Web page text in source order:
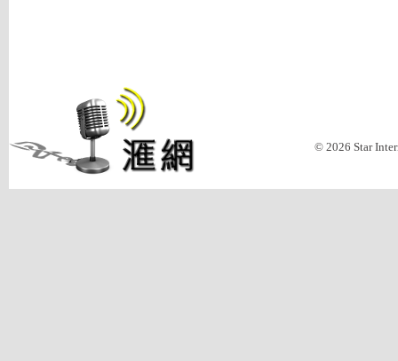
© 2026 Star